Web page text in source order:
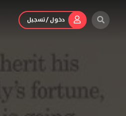
دخول / تسجيل